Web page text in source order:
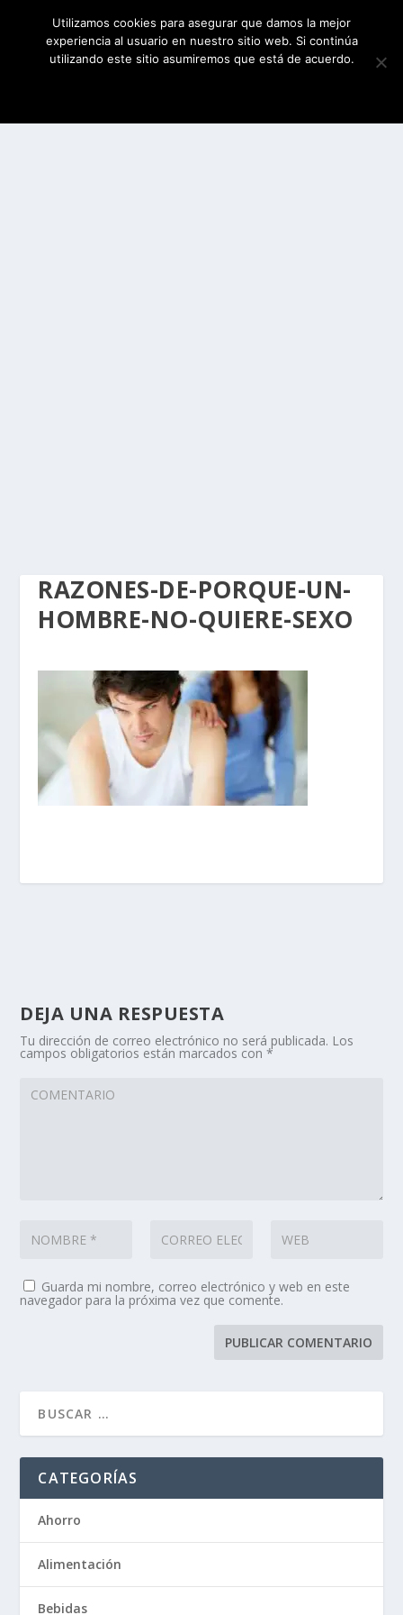
RAZONES-DE-PORQUE-UN-
HOMBRE-NO-QUIERE-SEXO
DEJA UNA RESPUESTA
Tu dirección de correo electrónico no será publicada. Los
campos obligatorios están marcados con*
Guarda mi nombre, correo electrónico y web en este
navegador para la próxima vez que comente.
CATEGORÍAS
Ahorro
Alimentación
Bebidas
Utilizamos cookies para asegurar que damos la mejor
experiencia al usuario en nuestro sitio web. Si continúa
utilizando este sitio asumiremos que está de acuerdo.